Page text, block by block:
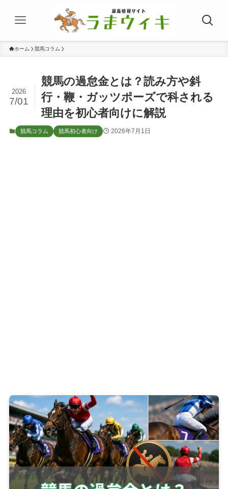
ホーム 競馬コラム
競馬の過怠金とは？読み方や斜
行・鞭・ガッツポーズで科される
理由を初心者向けに解説
2026
7/01
競馬コラム 競馬初心者向け 2026年7月1日